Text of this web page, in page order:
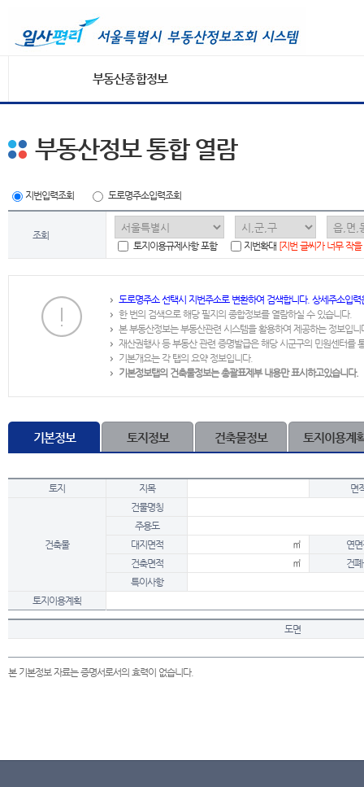
부동산종합정보
부동산정보 통합 열람
지번입력조회 도로명주소입력조회
조회
토지이용규제사항 포함
지번확대 [지번 글씨가 너무 작
도로명주소 선택시 지번주소로 변환하여 검색합니다. 상세주소입
한 번의 검색으로 해당 필지의 종합정보를 열람하실 수 있습니다.
본 부동산정보는 부동산관련 시스템을 활용하여 제공하는 정보입니
재산권행사 등 부동산 관련 증명발급은 해당 시군구의 민원센터를
기본개요는 각 탭의 요약 정보입니다.
기본정보탭의 건축물정보는 총괄표제부 내용만 표시하고있습니다.
기본정보 토지정보 건축물정보 토지이용계
토지 지목 면
건축물
건물명칭
주용도
대지면적
㎡
연
건축면적
㎡
건
특이사항
토지이용계획
도면
본 기본정보 자료는 증명서로서의 효력이 없습니다.